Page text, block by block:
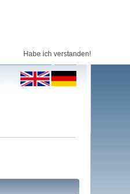
Habe ich verstanden!